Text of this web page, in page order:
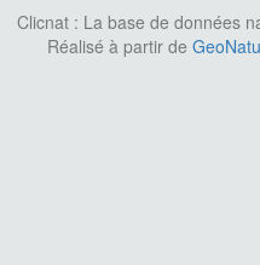
Clicnat : La base de données
Réalisé à partir de